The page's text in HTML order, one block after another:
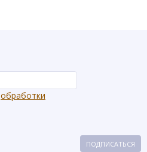
обработки
ПОДПИСАТЬСЯ